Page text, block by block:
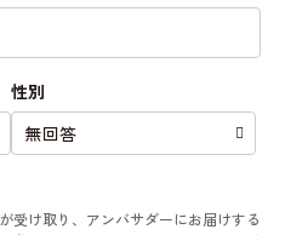
性別
受け取り、アンバサダーにお届けする